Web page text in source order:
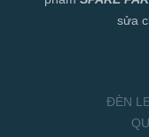
sửa
ĐÈN